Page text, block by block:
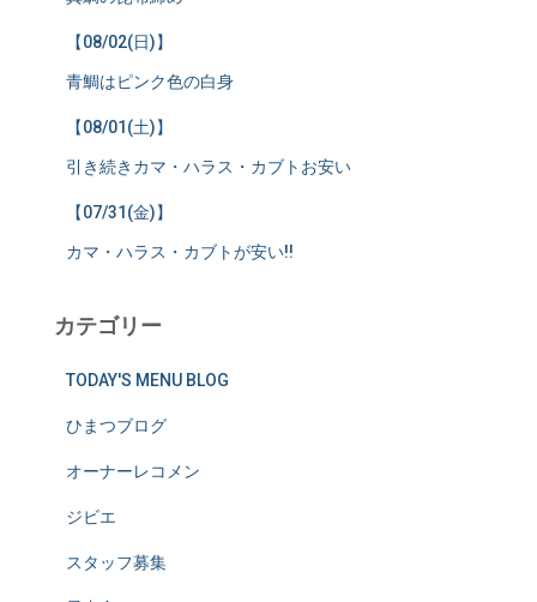
【08/02(日)】
青鯛はピンク色の白身
【08/01(土)】
引き続きカマ・ハラス・カブトお安い
【07/31(金)】
カマ・ハラス・カブトが安い!!
カテゴリー
TODAY'S MENU BLOG
ひまつブログ
オーナーレコメン
ジビエ
スタッフ募集